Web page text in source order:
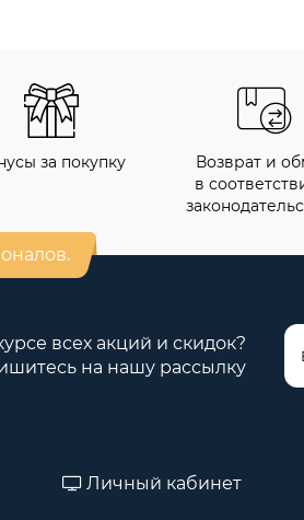
за покупку
Возврат и
в
всех акций и скидок?
на нашу рассылку
Личный кабинет